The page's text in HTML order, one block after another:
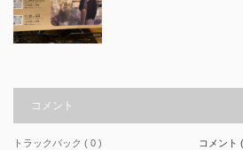
コメント
トラックバック ( 0 ) コメント